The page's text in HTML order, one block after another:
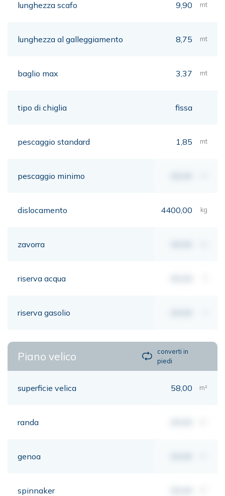
lunghezza scafo 9,90 mt
lunghezza al galleggiamento 8,75 mt
baglio max 3,37 mt
tipo di chiglia fissa
pescaggio standard 1,85 mt
pescaggio minimo
dislocamento 4400,00 kg
zavorra
riserva acqua
riserva gasolio
Piano velico
converti in
piedi
superficie velica 58,00 m²
randa
genoa
spinnaker